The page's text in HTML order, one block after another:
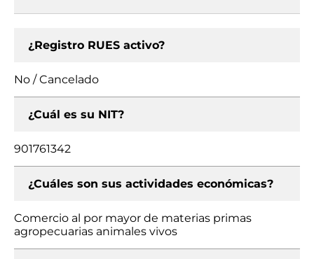
¿Registro RUES activo?
No / Cancelado
¿Cuál es su NIT?
901761342
¿Cuáles son sus actividades económicas?
Comercio al por mayor de materias primas
agropecuarias animales vivos